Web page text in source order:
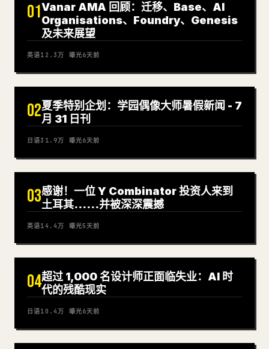
01Vanar AMA 回顾：迁移、Base、AI
Organisations、Foundry、Genesis
及未来展望
英语12.3万 曝光6天前
02夏季特别企划：学园偶像大师暑假新闻 - 7
月 31 日刊
日语31.9万 曝光6天前
03感谢！一位 Y Combinator 投资人来到
土耳其……并被深深震撼
英语14.4万 曝光5天前
04超过 1,000 名设计师正面临失业：AI 时
代的残酷现实
日语10.4万 曝光6天前